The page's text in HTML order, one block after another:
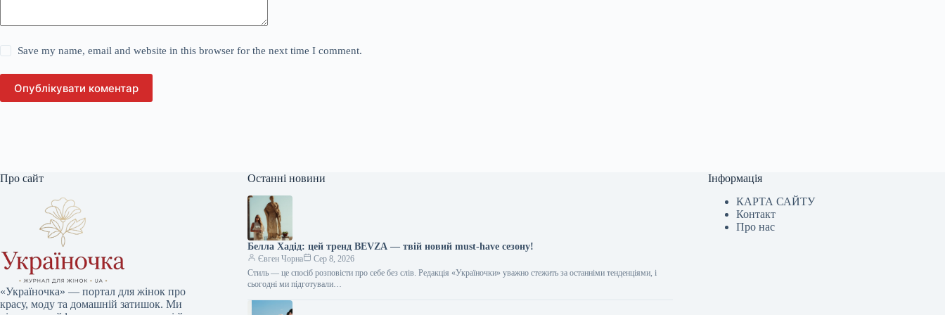
Save my name, email and website in this browser for the next time I comment.
Опублікувати коментар
Про сайт
«Україночка» — портал для жінок про
красу, моду та домашній затишок. Ми
Останні новини
Белла Хадід: цей тренд BEVZA — твій новий must-have сезону!
Євген Чорна
Сер 8, 2026
Стиль — це спосіб розповісти про себе без слів. Редакція «Україночки» уважно стежить за останніми тенденціями, і
сьогодні ми підготували…
Інформація
КАРТА САЙТУ
Контакт
Про нас